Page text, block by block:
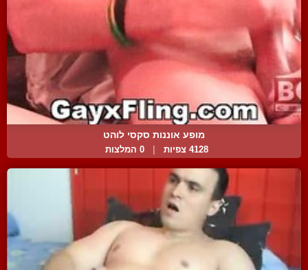
מופע אוננות סקסי לוהט
4128 צפיות 0 המלצות